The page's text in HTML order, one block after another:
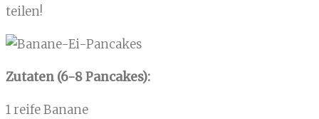
teilen!
Zutaten (6-8 Pancakes):
1 reife Banane